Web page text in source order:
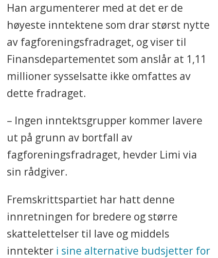
Han argumenterer med at det er de
høyeste inntektene som drar størst nytte
av fagforeningsfradraget, og viser til
Finansdepartementet som anslår at 1,11
millioner sysselsatte ikke omfattes av
dette fradraget.
– Ingen inntektsgrupper kommer lavere
ut på grunn av bortfall av
fagforeningsfradraget, hevder Limi via
sin rådgiver.
Fremskrittspartiet har hatt denne
innretningen for bredere og større
skattelettelser til lave og middels
inntekteri sine alternative budsjetter for